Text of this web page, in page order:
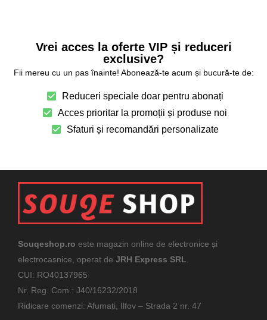
Vrei acces la oferte VIP și reduceri
exclusive?
Fii mereu cu un pas înainte! Abonează-te acum și bucură-te de:
Reduceri speciale doar pentru abonați
Acces prioritar la promoții și produse noi
Sfaturi și recomandări personalizate
Souqeshop.ro este magazin online de electronice și
electrocasnice, operat de JRH Express SRL
CUI: RO40137965
Nr. Reg. Com.: J40/16232/2018
Ridicare comenzi: Afumați, Ilfov – Strada 2 nr. 47